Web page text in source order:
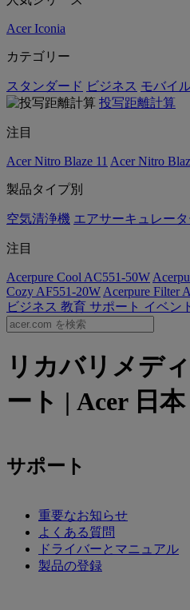
Acer Iconia
カテゴリー
スタンダード ビジネス モバイ
投写距離計算
注目
Acer Nitro Blaze 11 Acer Nitro
製品タイプ別
空気清浄機 エアサーキュレータ
注目
Acerpure Cool AC551-50W
Cozy AF551-20W Acerpure Filter
ビジネス 教育 サポート イベン
リカバリメデ
ート | Acer 日本
サポート
重要なお知らせ
よくある質問
ドライバーとマニュアル
製品の登録